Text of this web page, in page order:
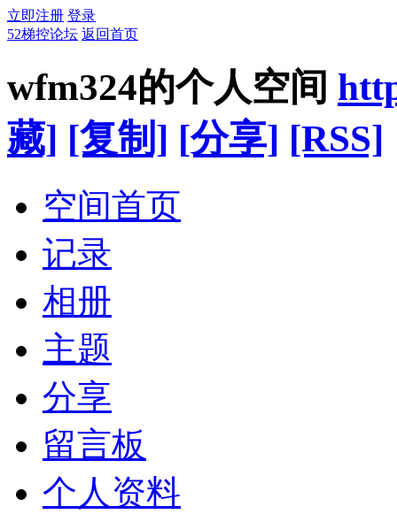
立即注册 登录
52梯控论坛 返回首页
wfm324的个人空间
藏] [复制] [分享] [RSS]
空间首页
记录
相册
主题
分享
留言板
个人资料